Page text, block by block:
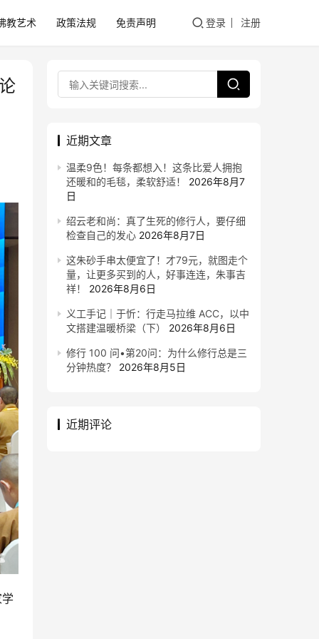
教艺术 政策法规 免责声明 登录 注册
近期文章
温柔9色！每条都想入！这条比爱人拥抱
还暖和的毛毯，柔软舒适！
2026年8月7
日
绍云老和尚：真了生死的修行人，要仔细
检查自己的发心 2026年8月7日
这朱砂手串太便宜了！才79元，就图走个
量，让更多买到的人，好事连连，朱事吉
祥！
2026年8月6日
义工手记｜于忻：行走马拉维 ACC，以中
文搭建温暖桥梁（下）
2026年8月6日
修行 100 问•第20问：为什么修行总是三
分钟热度？
2026年8月5日
近期评论